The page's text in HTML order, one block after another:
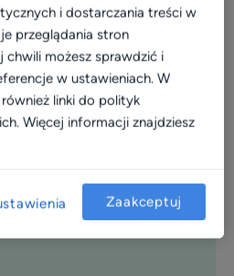
ta placówka?
Kalendarz online na profilu
i dostarczania treści w
przeglądania stron
chwili możesz sprawdzić i
w ustawieniach. W
linki do polityk
Więcej informacji znajdziesz
Zaakceptuj